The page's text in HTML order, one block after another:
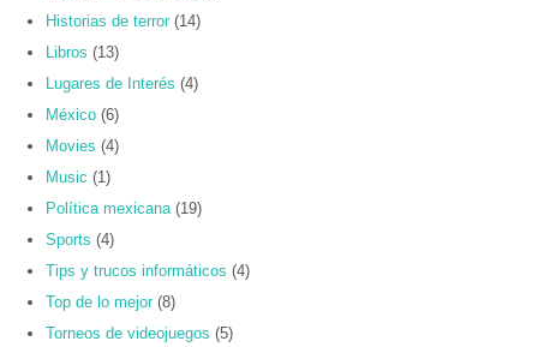
Historias de terror (14)
Libros (13)
Lugares de Interés (4)
México (6)
Movies (4)
Music (1)
Política mexicana (19)
Sports (4)
Tips y trucos informáticos (4)
Top de lo mejor (8)
Torneos de videojuegos (5)